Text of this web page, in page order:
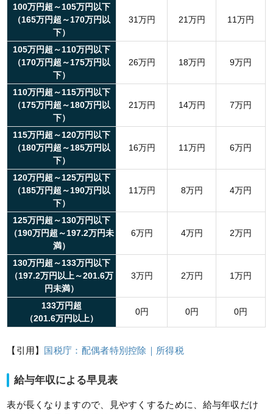
100万円超～105万円以下
（165万円超～170万円以
下）
31万円 21万円 11万円
105万円超～110万円以下
（170万円超～175万円以
下）
26万円 18万円 9万円
110万円超～115万円以下
（175万円超～180万円以
下）
21万円 14万円 7万円
115万円超～120万円以下
（180万円超～185万円以
下）
16万円 11万円 6万円
120万円超～125万円以下
（185万円超～190万円以
下）
11万円 8万円 4万円
125万円超～130万円以下
（190万円超～197.2万円未
満）
6万円 4万円 2万円
130万円超～133万円以下
（197.2万円以上～201.6万
円未満）
3万円 2万円 1万円
133万円超
（201.6万円以上）
0円 0円 0円
【引用】 国税庁：配偶者特別控除｜所得税
給与年収による早見表
表が長くなりますので、見やすくするために、給与年収だけ